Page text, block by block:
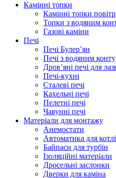
Камінні топки
Камінні топки
Топки з водяним
Газові каміни
Печі
Печі Булер’ян
Печі з водяним
Дров’яні печі для
Печі-кухні
Сталеві печі
Кахельні печі
Пелетні печі
Чавунні печі
Матеріали для монтажу
Анемостати
Автоматика для
Байпаси для турбін
Ізоляційні матеріали
Дросельні заслонки
Дверки для каміна